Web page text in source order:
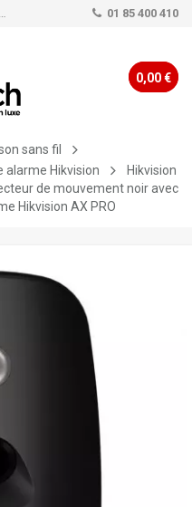
Distributeur officiel Hikvision, Ajax, Dahua, TP-Link - Caméra de vidéo surveillance - Alarme 01 85 400 410
0,00 €
sans fil
alarme Hikvision
Hikvision
de mouvement noir avec
Hikvision AX PRO